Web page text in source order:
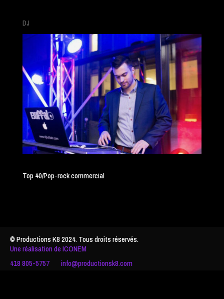
DJ
Top 40/Pop-rock commercial
418 805-5757 info@productionsk8.com
© Productions K8 2024. Tous droits réservés.
Une réalisation de ICONEM